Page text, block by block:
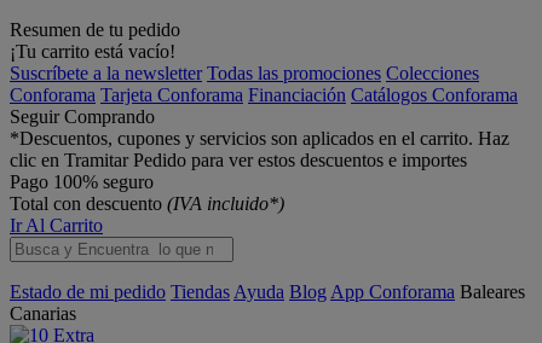
Resumen de tu pedido
¡Tu carrito está vacío!
Suscríbete a la newsletter Todas las promociones Colecciones
Conforama Tarjeta Conforama Financiación Catálogos Conforama
Seguir Comprando
*Descuentos, cupones y servicios son aplicados en el carrito. Haz
clic en Tramitar Pedido para ver estos descuentos e importes
Pago 100% seguro
Total con descuento (IVA incluido*)
Ir Al Carrito
Estado de mi pedido Tiendas Ayuda Blog App Conforama Baleares
Canarias